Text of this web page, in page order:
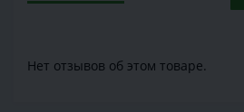
Нет отзывов об этом товаре.